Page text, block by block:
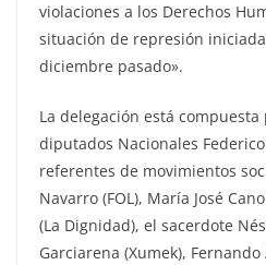
violaciones a los Derechos
situación de represión
diciembre pasado».
La delegación está compuesta
diputados Nacionales
referentes de movimientos
Navarro (FOL), María José
(La Dignidad), el sacerdote
Garciarena (Xumek),